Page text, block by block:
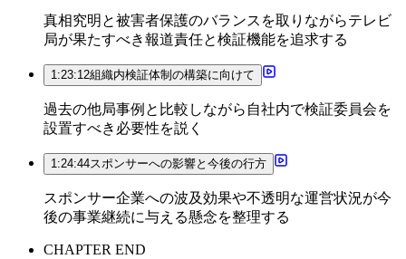
真相究明と被害者保護のバランスを取りながらテレビ
局が果たすべき報道責任と検証機能を追求する
1:23:12組織内検証体制の構築に向けて
過去の他局事例と比較しながら自社内で検証委員会を
設置すべき必要性を説く
1:24:44スポンサーへの影響と今後の行方
スポンサー企業への波及効果や不透明な運営状況が今
後の事業継続に与える懸念を整理する
CHAPTER END